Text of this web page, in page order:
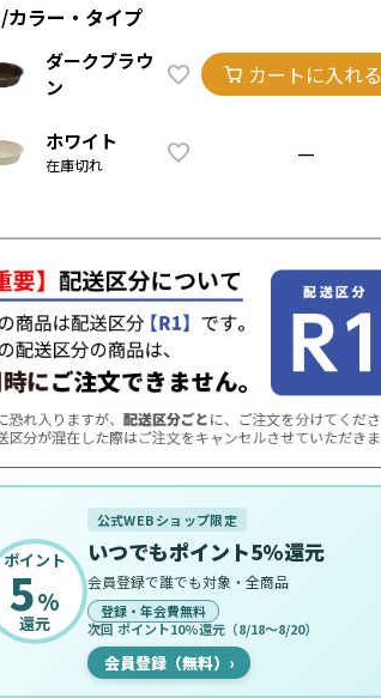
カラー・タイプ
ダークブラウ
ン
カートに入れる
ホワイト
在庫切れ —
ポイント
5%
還元
公式WEBショップ限定
いつでもポイント5%還元
会員登録で誰でも対象・全商品
登録・年会費無料
次回 ポイント10%還元（8/18〜8/20）
会員登録（無料） ›